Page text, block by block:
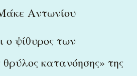
Αντωνίου
ψίθυρος των
κατανόησης» της